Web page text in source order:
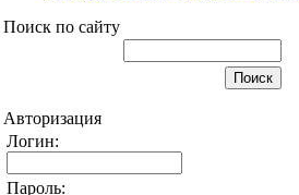
Поиск по сайту
Авторизация
Логин:
Пароль: